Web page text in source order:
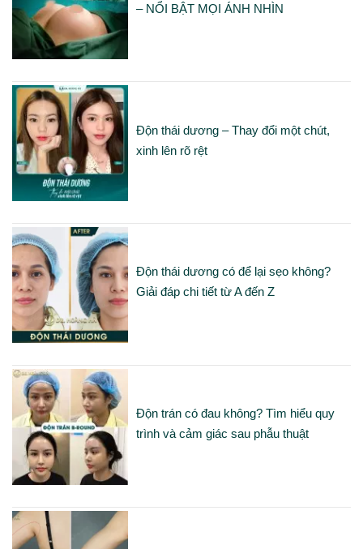
– NỔI BẬT MỌI ÁNH NHÌN
Độn thái dương – Thay đổi một chút,
xinh lên rõ rệt
Độn thái dương có để lại sẹo không?
Giải đáp chi tiết từ A đến Z
Độn trán có đau không? Tìm hiểu quy
trình và cảm giác sau phẫu thuật